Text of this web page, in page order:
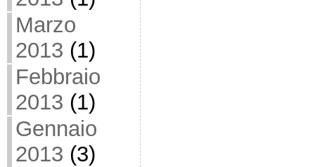
Marzo
2013 (1)
Febbraio
2013 (1)
Gennaio
2013 (3)